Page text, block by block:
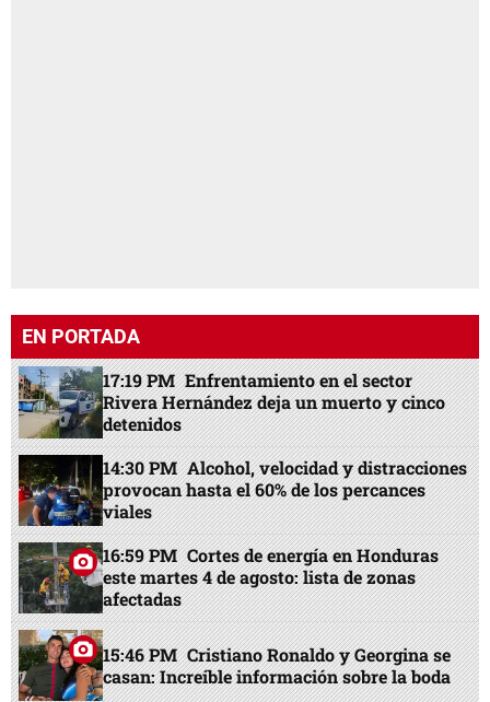
EN PORTADA
17:19 PM Enfrentamiento en el sector
Rivera Hernández deja un muerto y cinco
detenidos
14:30 PM Alcohol, velocidad y distracciones
provocan hasta el 60% de los percances
viales
16:59 PM Cortes de energía en Honduras
este martes 4 de agosto: lista de zonas
afectadas
15:46 PM Cristiano Ronaldo y Georgina se
casan: Increíble información sobre la boda